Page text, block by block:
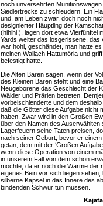
noch unversehrten
Siedlertrecks zu schleudern. Ein
und, am Leben zwar, doch noch
designierter Häuptling der
(hihihi!), lagen dort etwa Vierfünftel
Yards weiter das losgerissene, das
war hohl, geschändet, man hatte
meinen Wallach Hattumörla und
befestigt hatte.
Die Alten Bären sagen, wenn der
des Kleinen Bären steht und eine
Neugeborene das Geschlecht der
Wälder und Prärien betreten.
vorbeischlenderte und dem
daß die Götter diese Aufgabe nicht
haben. Zwar wird in den Großen
über den Namen des
Lagerfeuern seine Taten preisen,
nach seiner Geburt, bevor er
getan, dem mit der ‘Großen
wenn diese Operation von einem
in unserem Fall von dem schon
möchte, da er noch die Wärme der
eigenes Bein vor sich liegen
silberne Kapsel in das Innere des
bindenden Schwur tun müssen.